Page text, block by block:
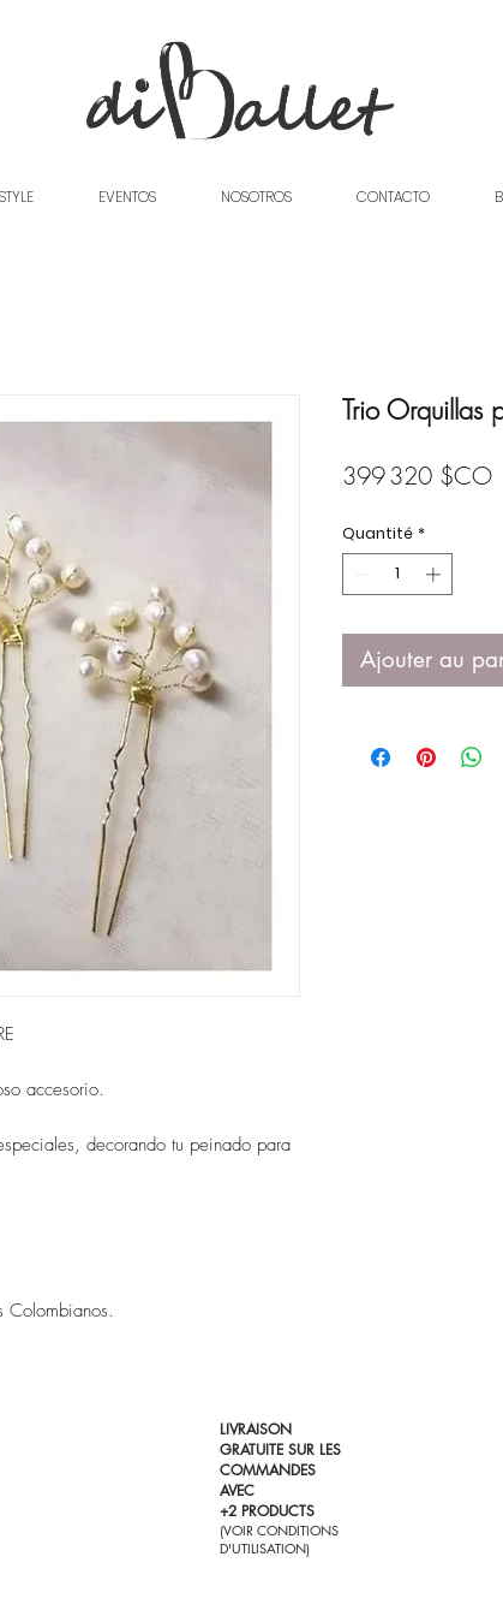
EVENTOS NOSOTROS CONTACTO
accesorio.
decorando tu peinado para
Colombianos.
Trio Orquillas
399 320 $CO
Quantité *
Ajouter au
LIVRAISON
GRATUITE SUR LES
COMMANDES
AVEC
+2 PRODUCTS
(VOIR CONDITIONS
D'UTILISATION)